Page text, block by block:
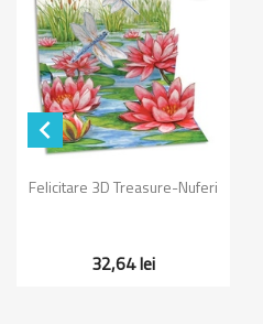

Felicitare 3D Treasure-Nuferi
32,64 lei